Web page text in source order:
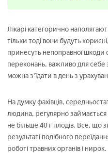
Лікарі категорично
тільки тоді вони будуть
принесуть непоправної шкоди
переконань, важливо для себе
можна з'їдати в день з
На думку фахівців,
людина, регулярно
не більше 40 г плодів. Все,
результаті подібного
роботі травних органів і нирок.